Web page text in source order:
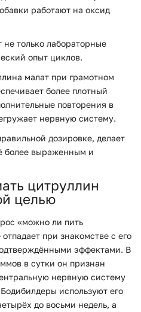
работают на оксид
только лабораторные
опыт циклов.
малат при грамотном
более плотный
повторения в
нервную систему.
дозировке, делает
более выраженным и
цитруллин
целью
«можно ли пить
при знакомстве с его
эффектами. В
в сутки он признан
нервную систему
используют его
до восьми недель, а